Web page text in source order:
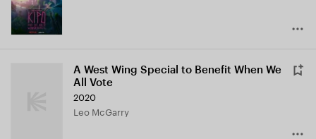
A West Wing Special to Benefit When We
All Vote
2020
Leo McGarry